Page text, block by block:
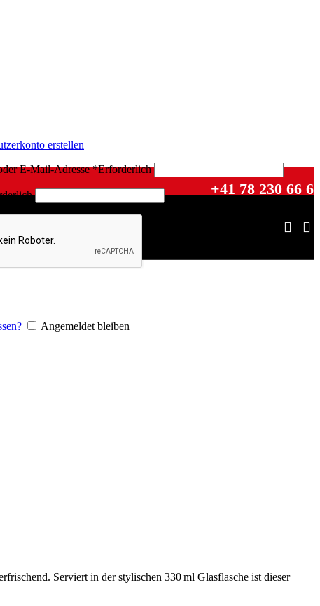
+41 78 230 66
erstellen
E-Mail-Adresse*Erforderlich
Angemeldet bleiben
Serviert in der stylischen 330 ml Glasflasche ist dieser